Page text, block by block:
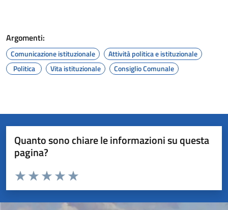
Argomenti:
Comunicazione istituzionale
Attività politica e istituzionale
Politica
Vita istituzionale Consiglio Comunale
Quanto sono chiare le informazioni su questa
pagina?
Valuta da 1 a 5 stelle la pagina
Valuta 5 stelle su 5
Valuta 4 stelle su 5
Valuta 3 stelle su 5
Valuta 2 stelle su 5
Valuta 1 stelle su 5